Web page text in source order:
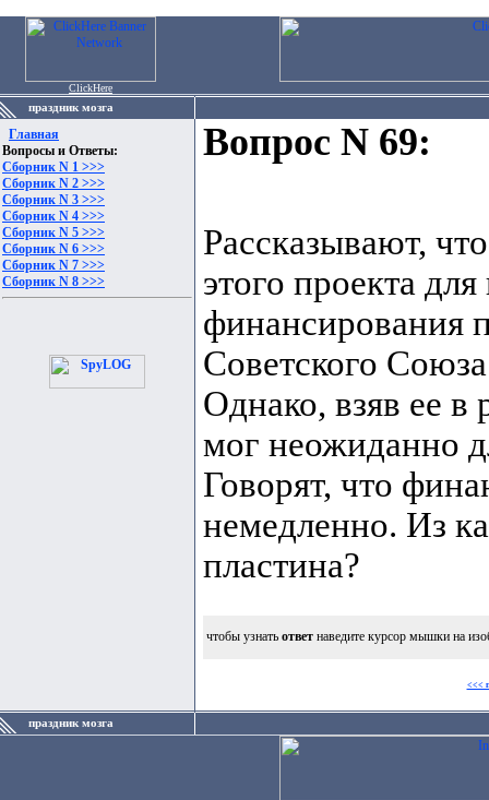
ClickHere
праздник мозга
Главная
Вопросы и Ответы:
Сборник N 1 >>>
Сборник N 2 >>>
Сборник N 3 >>>
Сборник N 4 >>>
Сборник N 5 >>>
Сборник N 6 >>>
Сборник N 7 >>>
Сборник N 8 >>>
Вопрос N 69:
Рассказывают,
этого проекта
финансирования
Советского
Однако, взяв ее
мог неожиданно
Говорят, что
немедленно. Из
пластина?
чтобы узнать ответ наведите курсор мышки на
<<<
праздник мозга